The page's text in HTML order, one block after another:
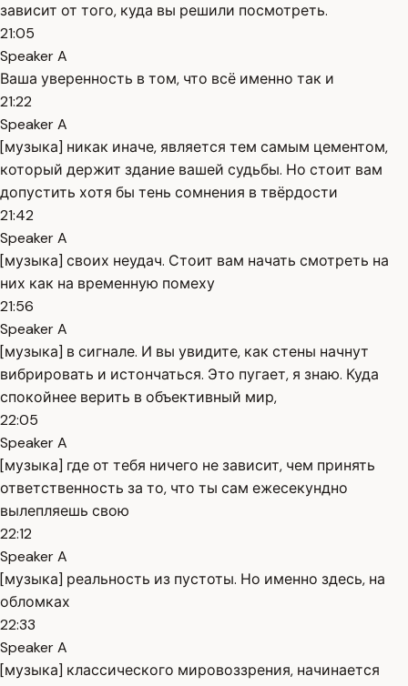
зависит от того, куда вы решили посмотреть.
21:05
Speaker A
Ваша уверенность в том, что всё именно так и
21:22
Speaker A
[музыка] никак иначе, является тем самым цементом,
который держит здание вашей судьбы. Но стоит вам
допустить хотя бы тень сомнения в твёрдости
21:42
Speaker A
[музыка] своих неудач. Стоит вам начать смотреть на
них как на временную помеху
21:56
Speaker A
[музыка] в сигнале. И вы увидите, как стены начнут
вибрировать и истончаться. Это пугает, я знаю. Куда
спокойнее верить в объективный мир,
22:05
Speaker A
[музыка] где от тебя ничего не зависит, чем принять
ответственность за то, что ты сам ежесекундно
вылепляешь свою
22:12
Speaker A
[музыка] реальность из пустоты. Но именно здесь, на
обломках
22:33
Speaker A
[музыка] классического мировоззрения, начинается